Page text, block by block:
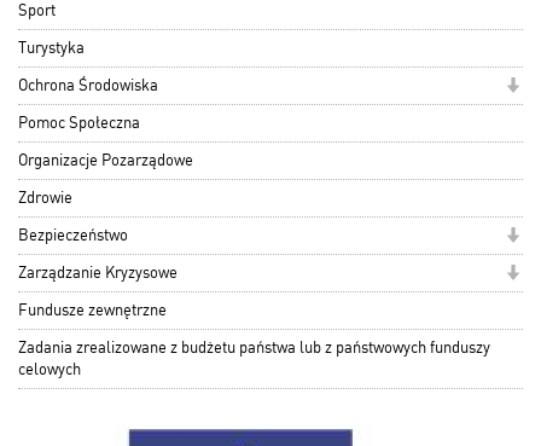
Sport
Turystyka
Ochrona Środowiska
Pomoc Społeczna
Organizacje Pozarządowe
Zdrowie
Bezpieczeństwo
Zarządzanie Kryzysowe
Fundusze zewnętrzne
Zadania zrealizowane z budżetu państwa lub z państwowych funduszy
celowych